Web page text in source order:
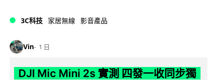
3C科技 家居無線 影音產品
Vin 1 日
DJI Mic Mini 2s 實測 四發一收同步獨